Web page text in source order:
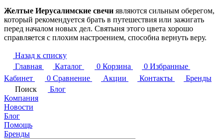
Желтые Иерусалимские свечи являются сильным оберегом,
который рекомендуется брать в путешествия или зажигать
перед началом новых дел. Святыня этого цвета хорошо
справляется с плохим настроением, способна вернуть веру.
Назад к списку
Главная
Каталог 0 Корзина 0 Избранные
Кабинет
0 Сравнение Акции Контакты
Бренды
Поиск
Блог
Компания
Новости
Блог
Помощь
Бренды